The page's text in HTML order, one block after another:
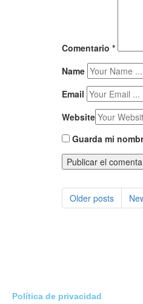
Comentario *
Name
Email
Website
Guarda mi
Older posts
Política de privacidad